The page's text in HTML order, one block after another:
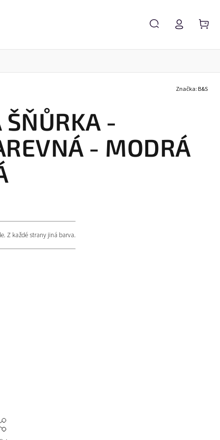
ŠŇŮRKA -
- MODRÁ
Z každé strany jiná barva.
Značka: B&S